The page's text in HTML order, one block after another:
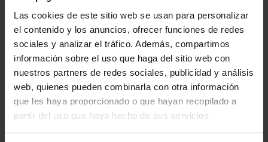
Las cookies de este sitio web se usan para personalizar
el contenido y los anuncios, ofrecer funciones de redes
sociales y analizar el tráfico. Además, compartimos
información sobre el uso que haga del sitio web con
nuestros partners de redes sociales, publicidad y análisis
web, quienes pueden combinarla con otra información
que les haya proporcionado o que hayan recopilado a
partir del uso que haya hecho de sus servicios.
140,00 € 610,00 €